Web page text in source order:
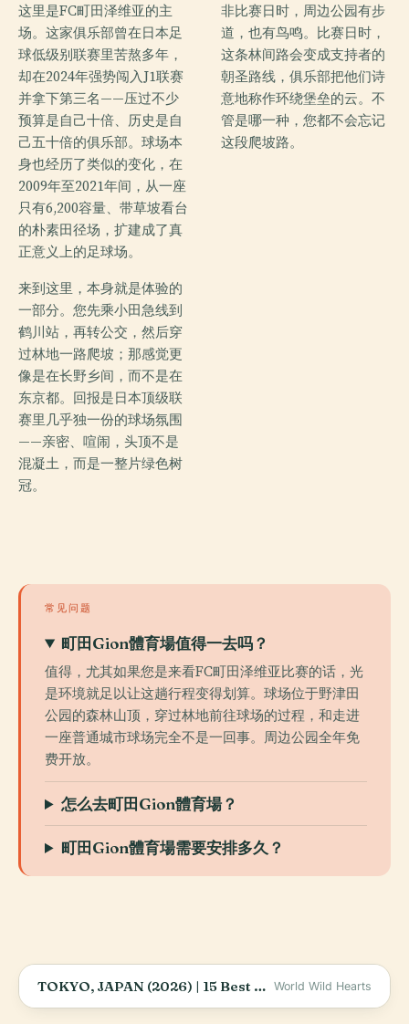
这里是FC町田泽维亚的主
场。这家俱乐部曾在日本足
球低级别联赛里苦熬多年，
却在2024年强势闯入J1联赛
并拿下第三名——压过不少
预算是自己十倍、历史是自
己五十倍的俱乐部。球场本
身也经历了类似的变化，在
2009年至2021年间，从一座
只有6,200容量、带草坡看台
的朴素田径场，扩建成了真
正意义上的足球场。
来到这里，本身就是体验的
一部分。您先乘小田急线到
鹤川站，再转公交，然后穿
过林地一路爬坡；那感觉更
像是在长野乡间，而不是在
东京都。回报是日本顶级联
赛里几乎独一份的球场氛围
——亲密、喧闹，头顶不是
混凝土，而是一整片绿色树
冠。
非比赛日时，周边公园有步
道，也有鸟鸣。比赛日时，
这条林间路会变成支持者的
朝圣路线，俱乐部把他们诗
意地称作环绕堡垒的云。不
管是哪一种，您都不会忘记
这段爬坡路。
常见问题
町田Gion體育場值得一去吗？
值得，尤其如果您是来看FC町田泽维亚比赛的话，光
是环境就足以让这趟行程变得划算。球场位于野津田
公园的森林山顶，穿过林地前往球场的过程，和走进
一座普通城市球场完全不是一回事。周边公园全年免
费开放。
怎么去町田Gion體育場？
町田Gion體育場需要安排多久？
TOKYO, JAPAN (2026) | 15 Best Things To Do In &amp; Around Tokyo (+ Travel Tips) World Wild Hearts